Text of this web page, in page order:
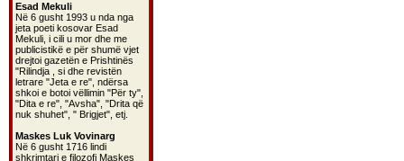
Esad Mekuli
Në 6 gusht 1993 u nda nga
jeta poeti kosovar Esad
Mekuli, i cili u mor dhe me
publicistikë e për shumë vjet
drejtoi gazetën e Prishtinës
"Rilindja , si dhe revistën
letrare "Jeta e re", ndërsa
shkoi e botoi vëllimin "Për ty",
"Dita e re", "Avsha", "Drita që
nuk shuhet", " Brigjet", etj.
Maskes Luk Vovinarg
Në 6 gusht 1716 lindi
shkrimtari e filozofi Maskes